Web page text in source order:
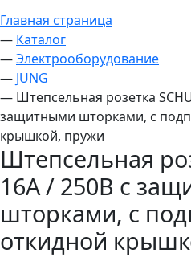
Главная страница
— Каталог
—Электрооборудование
— JUNG
— Штепсельная розетка
защитными шторками, с
крышкой, пружи
Штепсельная
16А / 250В с
шторками, с
откидной